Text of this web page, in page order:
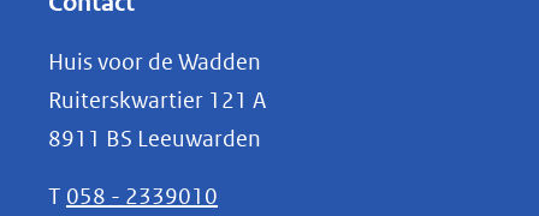
(verwijst
naar
een
andere
Huis voor de Wadden
Ruiterskwartier 121 A
8911 BS Leeuwarden
T 058 - 2339010